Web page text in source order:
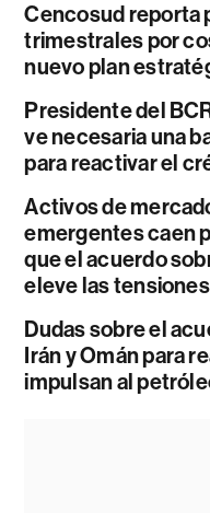
Cencosud reporta
trimestrales por
nuevo plan
Presidente del
ve necesaria una
para reactivar el
Activos de
emergentes caen
que el acuerdo
eleve las tensiones
Dudas sobre el
Irán y Omán para
impulsan al